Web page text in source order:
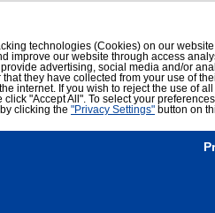
technologies (Cookies) on our
improve our website through access
advertising, social media and/or
they have collected from your use of
internet. If you wish to reject the use of
"Accept All". To select your
clicking the "Privacy Settings" button on